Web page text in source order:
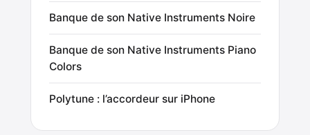
Banque de son Native Instruments Noire
Banque de son Native Instruments Piano
Colors
Polytune : l’accordeur sur iPhone